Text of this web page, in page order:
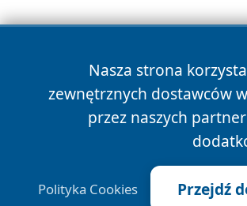
Nasza strona
zewnętrznych dostawców
przez naszych
Polityka Cookies Przejdź